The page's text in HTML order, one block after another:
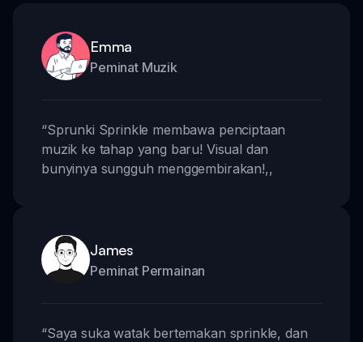
Emma
Peminat Muzik
“Sprunki Sprinkle membawa penciptaan
muzik ke tahap yang baru! Visual dan
bunyinya sungguh menggembirakan!,,
James
Peminat Permainan
“Saya suka watak bertemakan sprinkle, dan